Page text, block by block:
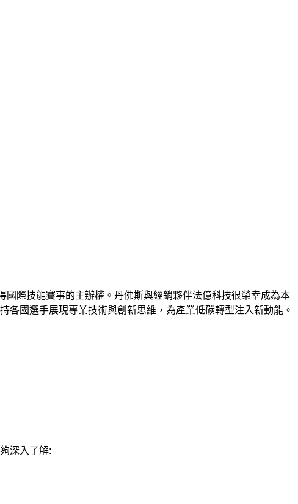
國際技能賽事的主辦權。丹佛斯與經銷夥伴法億科技很榮幸成為本
持各國選手展現專業技術與創新思維，為產業低碳轉型注入新動能。
深入了解: